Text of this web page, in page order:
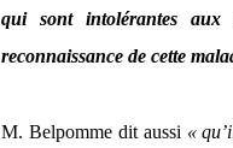
qui sont intolérantes aux
reconnaissance de cette
M. Belpomme dit aussi «